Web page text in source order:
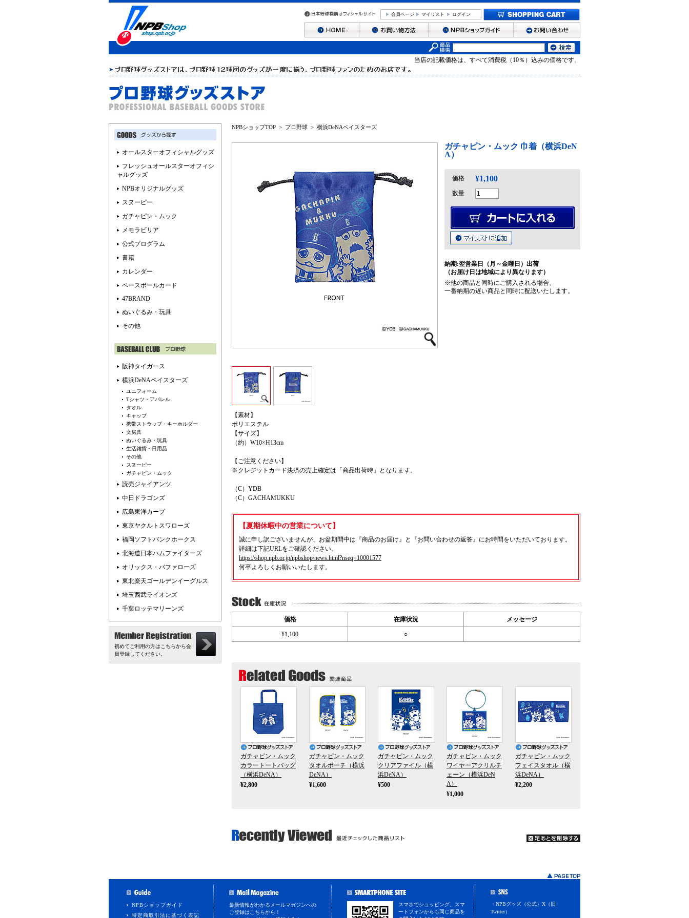
会員ページ マイリスト ログイン
当店の記載価格は、すべて消費税（10％）込みの価格です。
NPBショップTOP > プロ野球 > 横浜DeNAベイスターズ
ガチャピン・ムック 巾着（横浜DeN
A）
価格 ¥1,100
数量
納期:翌営業日（月～金曜日）出荷
（お届け日は地域により異なります）
※他の商品と同時にご購入される場合、
一番納期の遅い商品と同時に配送いたします。
【素材】
ポリエステル
【サイズ】
（約）W10×H13cm
【ご注意ください】
※クレジットカード決済の売上確定は「商品出荷時」となります。
（C）YDB
（C）GACHAMUKKU
【夏期休暇中の営業について】
誠に申し訳ございませんが、お盆期間中は『商品のお届け』と『お問い合わせの返答』にお時間をいただいております。
詳細は下記URLをご確認ください。
https://shop.npb.or.jp/npbshop/news.html?nseq=10001577
何卒よろしくお願いいたします。
価格 在庫状況 メッセージ
¥1,100 ○
ガチャピン・ムック
カラートートバッグ
（横浜DeNA）
¥2,800
ガチャピン・ムック
タオルポーチ（横浜
DeNA）
¥1,600
ガチャピン・ムック
クリアファイル（横
浜DeNA）
¥500
ガチャピン・ムック
ワイヤーアクリルチ
ェーン（横浜DeN
A）
¥1,000
ガチャピン・ムック
フェイスタオル（横
浜DeNA）
¥2,200
オールスターオフィシャルグッズ
フレッシュオールスターオフィシ
ャルグッズ
NPBオリジナルグッズ
スヌーピー
ガチャピン・ムック
メモラビリア
公式プログラム
書籍
カレンダー
ベースボールカード
47BRAND
ぬいぐるみ・玩具
その他
阪神タイガース
横浜DeNAベイスターズ
ユニフォーム
Tシャツ・アパレル
タオル
キャップ
携帯ストラップ・キーホルダー
文房具
ぬいぐるみ・玩具
生活雑貨・日用品
その他
スヌーピー
ガチャピン・ムック
読売ジャイアンツ
中日ドラゴンズ
広島東洋カープ
東京ヤクルトスワローズ
福岡ソフトバンクホークス
北海道日本ハムファイターズ
オリックス・バファローズ
東北楽天ゴールデンイーグルス
埼玉西武ライオンズ
千葉ロッテマリーンズ
初めてご利用の方はこちらから会
員登録してください。
NPBショップガイド
特定商取引法に基づく表記
最新情報がわかるメールマガジンへの
ご登録はこちらから！
スマホでショッピング。スマ
ートフォンからも同じ商品を
・NPBグッズ（公式）X（旧
Twitter）